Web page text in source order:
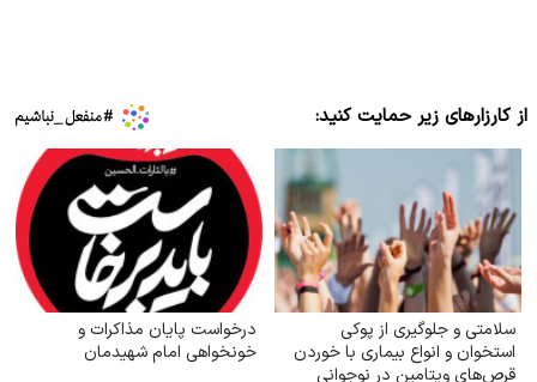
از کارزارهای زیر حمایت کنید:
سلامتی و جلوگیری از پوکی
استخوان و انواع بیماری با خوردن
قرص‌های ویتامین در نوجوانی
درخواست پایان مذاکرات و
خونخواهی امام شهیدمان